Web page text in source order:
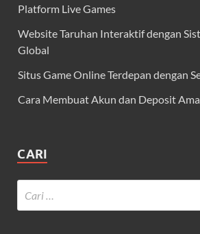
Platform Live Games
Website Taruhan Interaktif dengan
Global
Situs Game Online Terdepan dengan
Cara Membuat Akun dan Deposit
CARI